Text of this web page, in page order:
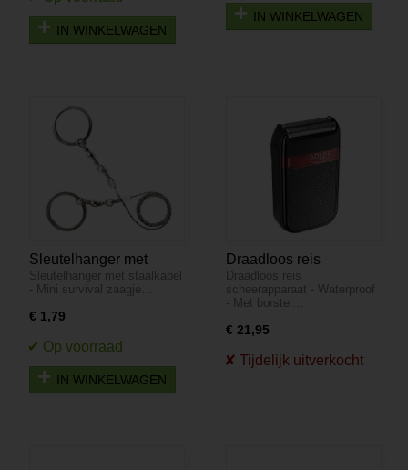
IN WINKELWAGEN
IN WINKELWAGEN
Sleutelhanger met
staalkabel - Mini
survival handzaagje
Sleutelhanger met staalkabel
- Mini survival zaagje…
€ 1,79
IN WINKELWAGEN
Draadloos reis
scheerapparaat -
Waterproof - Met borstel
Draadloos reis
scheerapparaat - Waterproof
- Met borstel…
€ 21,95